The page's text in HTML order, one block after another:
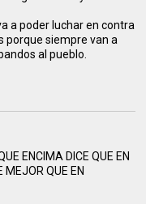
a poder luchar en contra
porque siempre van a
al pueblo.
ENCIMA DICE QUE EN
MEJOR QUE EN